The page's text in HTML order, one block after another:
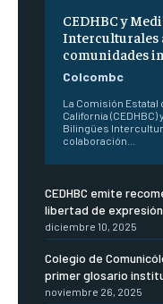
CEDHBC y
Interculturales
comunidades
Colcombc
La Comisión Estatal
California
Bilingües
colaboración...
CEDHBC emite
libertad de
diciembre 10, 2025
Colegio de
primer glosario
noviembre 26, 2025